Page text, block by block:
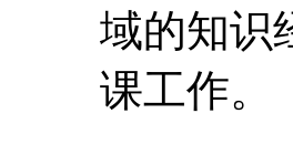
域的知识
课工作。